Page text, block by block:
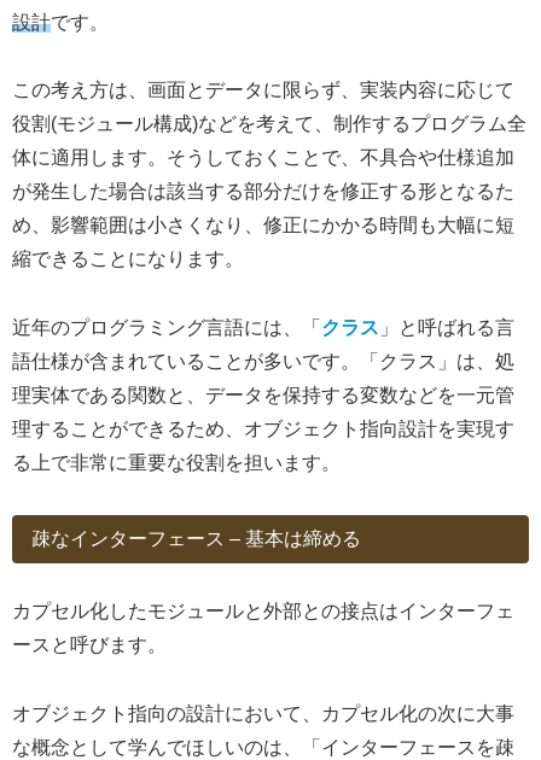
設計です。
この考え方は、画面とデータに限らず、実装内容に応じて
役割(モジュール構成)などを考えて、制作するプログラム全
体に適用します。そうしておくことで、不具合や仕様追加
が発生した場合は該当する部分だけを修正する形となるた
め、影響範囲は小さくなり、修正にかかる時間も大幅に短
縮できることになります。
近年のプログラミング言語には、「 クラス 」と呼ばれる言
語仕様が含まれていることが多いです。「クラス」は、処
理実体である関数と、データを保持する変数などを一元管
理することができるため、オブジェクト指向設計を実現す
る上で非常に重要な役割を担います。
疎なインターフェース – 基本は締める
カプセル化したモジュールと外部との接点はインターフェ
ースと呼びます。
オブジェクト指向の設計において、カプセル化の次に大事
な概念として学んでほしいのは、「インターフェースを疎